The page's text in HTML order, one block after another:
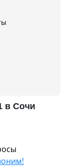
в Сочи